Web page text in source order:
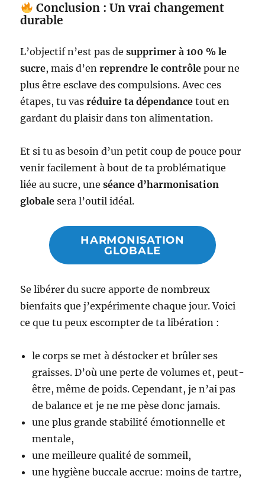
Conclusion : Un vrai changement
durable
L’objectif n’est pas desupprimer à 100 % le
sucre, mais d’enreprendre le contrôle pour ne
plus être esclave des compulsions. Avec ces
étapes, tu vasréduire ta dépendance tout en
gardant du plaisir dans ton alimentation.
Et si tu as besoin d’un petit coup de pouce pour
venir facilement à bout de ta problématique
liée au sucre, uneséance d’harmonisation
globale sera l’outil idéal.
HARMONISATION
GLOBALE
Se libérer du sucre apporte de nombreux
bienfaits que j’expérimente chaque jour. Voici
ce que tu peux escompter de ta libération :
le corps se met à déstocker et brûler ses
graisses. D’où une perte de volumes et, peut-
être, même de poids. Cependant, je n’ai pas
de balance et je ne me pèse donc jamais.
une plus grande stabilité émotionnelle et
mentale,
une meilleure qualité de sommeil,
une hygiène buccale accrue: moins de tartre,